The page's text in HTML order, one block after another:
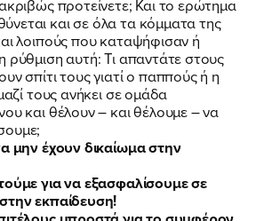
προτείνετε; Και το ερώτημα
και σε όλα τα κόμματα της
λοιπούς που καταψήφισαν ή
ρύθμιση αυτή: Τι απαντάτε στους
σπίτι τους γιατί ο παππούς ή η
τους ανήκει σε ομάδα
και θέλουν – και θέλουμε – να
μην έχουν δικαίωμα στην
για να εξασφαλίσουμε σε
εκπαίδευση!